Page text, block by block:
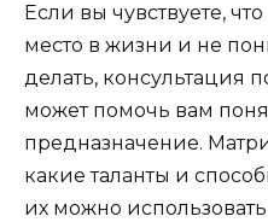
Если вы чувствуете,
место в жизни и не
делать, консультация
может помочь вам
предназначение.
какие таланты и
их можно